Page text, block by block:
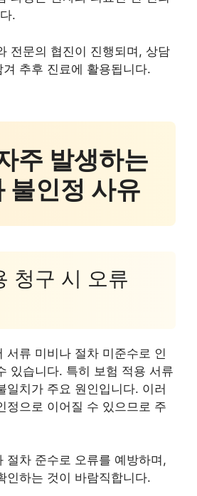
.
전문의 협진이 진행되며, 상담
추후 진료에 활용됩니다.
주 발생하는
불인정 사유
청구 시 오류
서류 미비나 절차 미준수로 인
있습니다. 특히 보험 적용 서류
일치가 주요 원인입니다. 이러
정으로 이어질 수 있으므로 주
절차 준수로 오류를 예방하며,
인하는 것이 바람직합니다.